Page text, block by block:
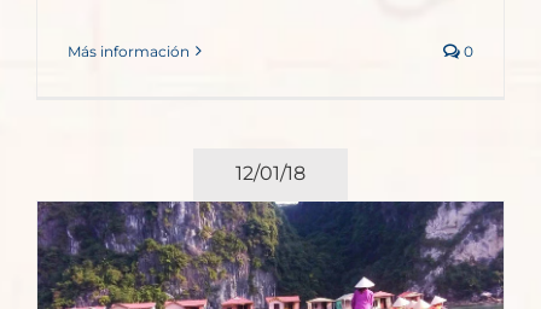
Más información 0
12/01/18